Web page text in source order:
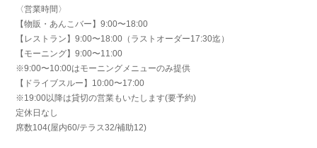
〈営業時間〉
【物販・あんこバー】9:00〜18:00
【レストラン】9:00〜18:00（ラストオーダー17:30迄）
【モーニング】9:00〜11:00
※9:00〜10:00はモーニングメニューのみ提供
【ドライブスルー】10:00〜17:00
※19:00以降は貸切の営業もいたします(要予約)
定休日なし
席数104(屋内60/テラス32/補助12)